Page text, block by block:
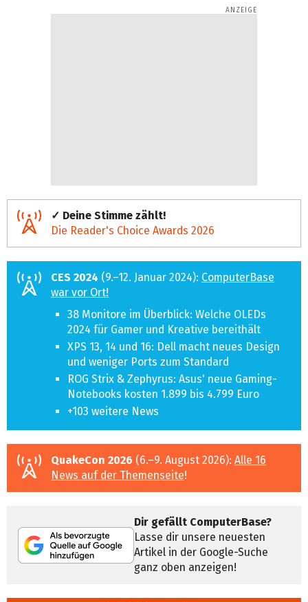
✓ Deine Stimme zählt!
Die Reader's Choice Awards 2026
CES 2024 (9.–12. Januar 2024): ComputerBase
war vor Ort!
38 Monitore im Überblick: Welche OLEDs
2024 für Gamer und Kreative bereithält
XPS 13, 14 und 16: Dell macht neues Design
und weniger Ports zum Standard
ROG Strix & Zephyrus: Asus' neue Gaming-
Notebooks kosten 1.899 bis 4.799 Euro
+103 weitere News
QuakeCon 2026 (6.–9. August 2026): Alle 16
News auf der Themenseite!
Dir gefällt ComputerBase?
Lasse dir unsere neuesten
Artikel in der Google-Suche
ganz oben anzeigen!